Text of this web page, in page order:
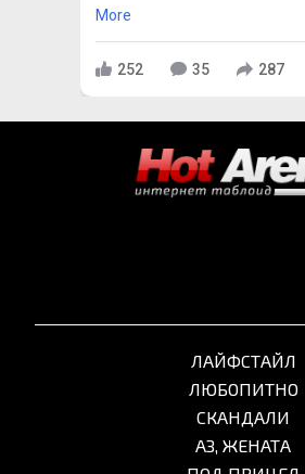
More
252 35 287
ЛАЙФСТАЙЛ
ЛЮБОПИТНО
СКАНДАЛИ
АЗ, ЖЕНАТА